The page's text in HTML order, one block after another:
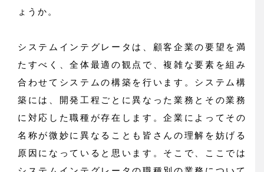
ょうか。
システムインテグレータは、顧客企業の要望を満
たすべく、全体最適の観点で、複雑な要素を組み
合わせてシステムの構築を行います。システム構
築には、開発工程ごとに異なった業務と その業務
に対応した職種が存在します。企業によってその
名称が微妙に異なることも皆さんの理解を妨げる
原因になっていると思います。そこで、ここでは